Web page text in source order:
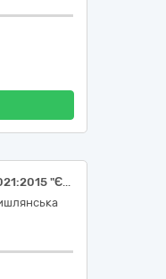
Тонометр офтальмологічний ДК 021:2015 "Єдиний закупівельний словник" - 33120000-7 – Системи реєстрації медичної інформації та дослідне обладнання (НК 024:2023: 16809 — Офтальмологічний тонометр із живленням від батарейок) ( НК 031:2024-Z12120122- Тонометри)